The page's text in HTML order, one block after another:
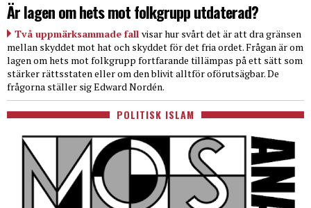
Är lagen om hets mot folkgrupp utdaterad?
Två uppmärksammade fall visar hur svårt det är att dra gränsen
mellan skyddet mot hat och skyddet för det fria ordet. Frågan är om
lagen om hets mot folkgrupp fortfarande tillämpas på ett sätt som
stärker rättsstaten eller om den blivit alltför oförutsägbar. De
frågorna ställer sig Edward Nordén.
POLITISK ISLAM